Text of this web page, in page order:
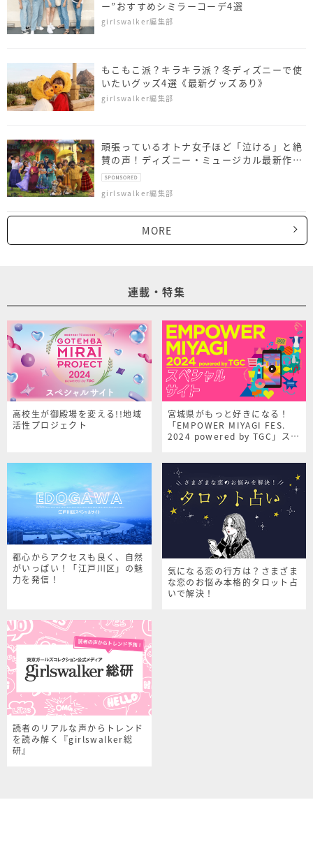
ー”おすすめシミラーコーデ4選
girlswalker編集部
もこもこ派？キラキラ派？冬ディズニーで使
いたいグッズ4選《最新グッズあり》
girlswalker編集部
頑張っているオトナ女子ほど「泣ける」と絶
賛の声！ディズニー・ミュージカル最新作
『ミラベルと魔法だらけの家』最速レビュー
girlswalker編集部
MORE
連載・特集
高校生が御殿場を変える!!地域
活性プロジェクト
宮城県がもっと好きになる！
「EMPOWER MIYAGI FES.
2024 powered by TGC」スペ
都心からアクセスも良く、自然
がいっぱい！「江戸川区」の魅
力を発信！
気になる恋の行方は？さまざま
な恋のお悩み本格的タロット占
いで解決！
読者のリアルな声からトレンド
を読み解く『girlswalker総
研』